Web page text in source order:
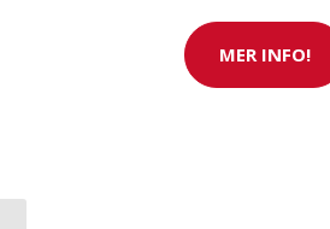
MER INFO!